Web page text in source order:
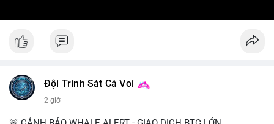
Đội Trinh Sát Cá Voi
2 giờ